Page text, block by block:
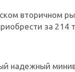
вторичном
за 214
надежный